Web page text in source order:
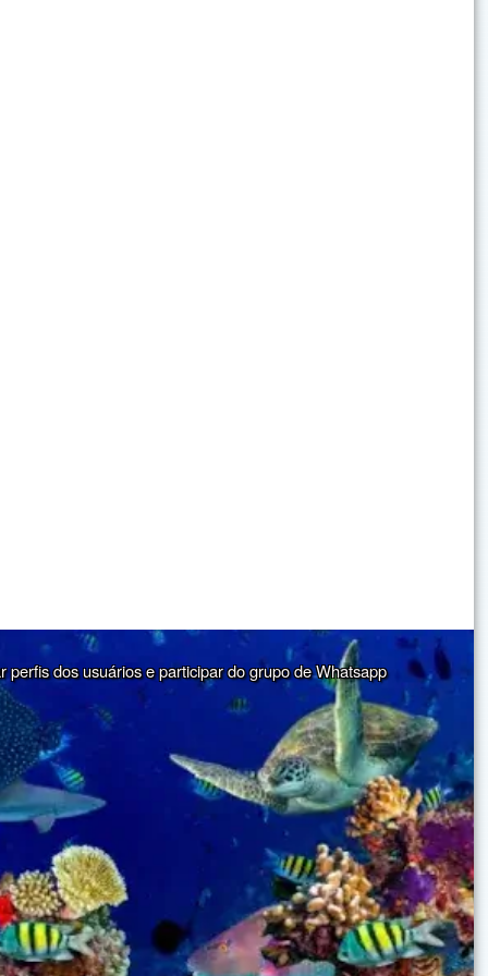
dos usuários e participar do grupo de Whatsapp